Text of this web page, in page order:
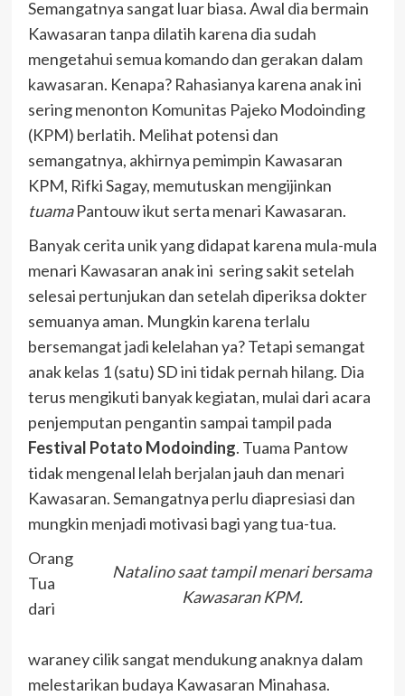
Semangatnya sangat luar biasa. Awal dia bermain
Kawasaran tanpa dilatih karena dia sudah
mengetahui semua komando dan gerakan dalam
kawasaran. Kenapa? Rahasianya karena anak ini
sering menonton Komunitas Pajeko Modoinding
(KPM) berlatih. Melihat potensi dan
semangatnya, akhirnya pemimpin Kawasaran
KPM, Rifki Sagay, memutuskan mengijinkan
tuamaPantouw ikut serta menari Kawasaran.
Banyak cerita unik yang didapat karena mula-mula
menari Kawasaran anak ini sering sakit setelah
selesai pertunjukan dan setelah diperiksa dokter
semuanya aman. Mungkin karena terlalu
bersemangat jadi kelelahan ya? Tetapi semangat
anak kelas 1 (satu) SD ini tidak pernah hilang. Dia
terus mengikuti banyak kegiatan, mulai dari acara
penjemputan pengantin sampai tampil pada
Festival Potato Modoinding. Tuama Pantow
tidak mengenal lelah berjalan jauh dan menari
Kawasaran. Semangatnya perlu diapresiasi dan
mungkin menjadi motivasi bagi yang tua-tua.
Natalino saat tampil menari bersama
Kawasaran KPM.
Orang
Tua
dari
waraney cilik sangat mendukung anaknya dalam
melestarikan budaya Kawasaran Minahasa.